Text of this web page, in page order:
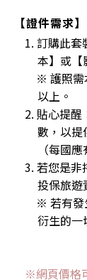
【證件需求】
1. 訂購此
本】或【
※ 護照需
以上。
2. 貼心提
數，以提
（每國
3. 若您是非
投保旅遊
※ 若有發
衍生的一
※網頁價格